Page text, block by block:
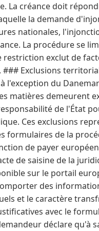
La créance doit
la demande
nationales,
La procédure se
exclut de
Exclusions
l'exception du
matières demeurent
de l'État
Ces exclusions
formulaires de la
de payer
de saisine de la
sur le portail
des
et le caractère
avec le
déclare qu'à